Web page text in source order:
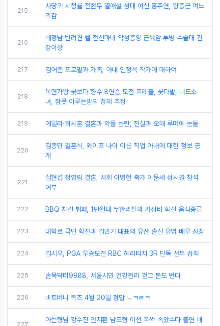
215
사당귀 시청률 전현무 열애설 성대 여신 홍주연, 왕종근 며느
리감
216
배정남 반려견 벨 전신마비 악성종양 근육암 투병 수술대 건
강이상
217 김어준 프로필과 가족, 아내 인정옥 작가에 대하여
218
복면가왕 꽃보다 향수 8연승 도전 프레즐, 꽃다발, 너드소
녀, 잠못 이루는밤의 정체 추정
219 에일리·최시훈 결혼과 악플 논란, 진실과 오해 루머에 눈물
220
김종민 결혼식, 와이프 나이 이름 직업 아내에 대한 정보 공
개
221
심현섭 정영림 결혼, 사회 이병헌 축가 이문세 성시경 참석
여부
222 BBQ 치킨 뷔페, 1만원대 무한리필의 가성비 혁신 음식종류
223 대학로 극단 학전과 김민기 대표의 유산 출신 유명 배우 성장
224 김시우, PGA 우승도전 RBC 헤리티지 3R 단독 선두 성적
225 손목닥터9988, 서울시민 건강관리 걷고 돈도 번다
226 비트버니 퀴즈 4월 20일 정답 ㄴㅋㄹㅋ
227
아는형님 강수진 안지환 남도형 이선 폭싹 속았수다 출연 배